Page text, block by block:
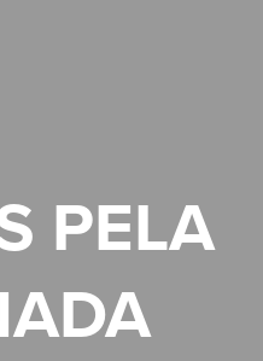
PELA